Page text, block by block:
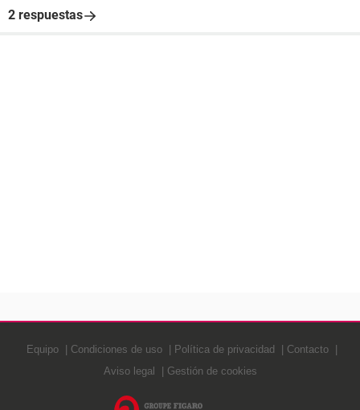
2 respuestas
Equipo Condiciones de uso Política de privacidad
Contacto
Aviso legal
Gestión de cookies